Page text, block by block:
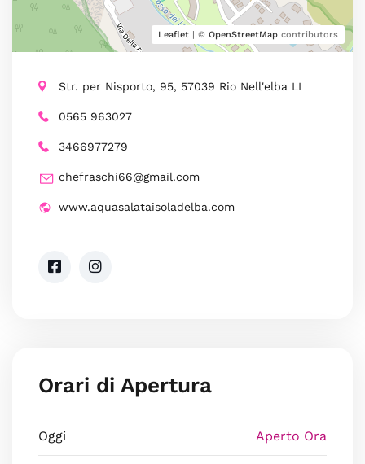
Leaflet | © OpenStreetMap contributors
Str. per Nisporto, 95, 57039 Rio Nell'elba LI
0565 963027
3466977279
chefraschi66@gmail.com
www.aquasalataisoladelba.com
Orari di Apertura
Oggi Aperto Ora